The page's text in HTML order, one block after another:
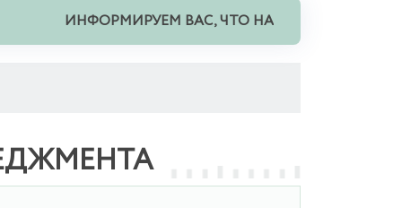
ИНФОРМИРУЕМ ВАС, ЧТО НА ТЕРРИТОРИИ